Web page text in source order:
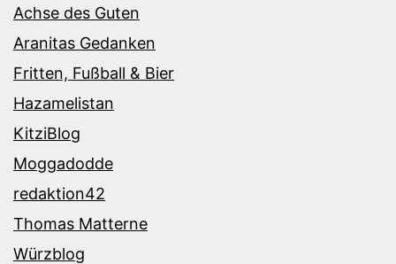
Achse des Guten
Aranitas Gedanken
Fritten, Fußball & Bier
Hazamelistan
KitziBlog
Moggadodde
redaktion42
Thomas Matterne
Würzblog